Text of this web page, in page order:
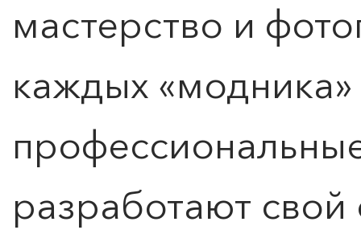
мастерство и
каждых
разработают